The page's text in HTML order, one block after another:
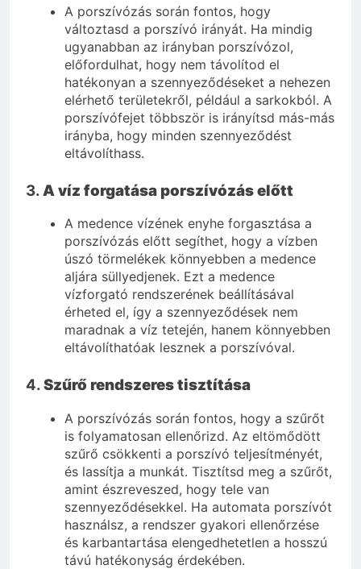
A porszívózás során fontos, hogy
változtasd a porszívó irányát. Ha mindig
ugyanabban az irányban porszívózol,
előfordulhat, hogy nem távolítod el
hatékonyan a szennyeződéseket a nehezen
elérhető területekről, például a sarkokból. A
porszívófejet többször is irányítsd más-más
irányba, hogy minden szennyeződést
eltávolíthass.
3. A víz forgatása porszívózás előtt
A medence vízének enyhe forgasztása a
porszívózás előtt segíthet, hogy a vízben
úszó törmelékek könnyebben a medence
aljára süllyedjenek. Ezt a medence
vízforgató rendszerének beállításával
érheted el, így a szennyeződések nem
maradnak a víz tetején, hanem könnyebben
eltávolíthatóak lesznek a porszívóval.
4.Szűrő rendszeres tisztítása
A porszívózás során fontos, hogy a szűrőt
is folyamatosan ellenőrizd. Az eltömődött
szűrő csökkenti a porszívó teljesítményét,
és lassítja a munkát. Tisztítsd meg a szűrőt,
amint észreveszed, hogy tele van
szennyeződésekkel. Ha automata porszívót
használsz, a rendszer gyakori ellenőrzése
és karbantartása elengedhetetlen a hosszú
távú hatékonyság érdekében.